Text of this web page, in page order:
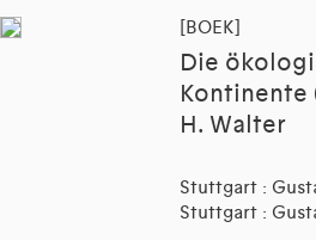
[BOEK]
Die
H. Walter
Stuttgart :
Stuttgart :